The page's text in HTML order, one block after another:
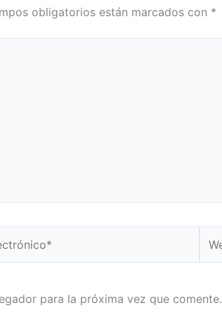
obligatorios están marcados con *
para la próxima vez que comente.